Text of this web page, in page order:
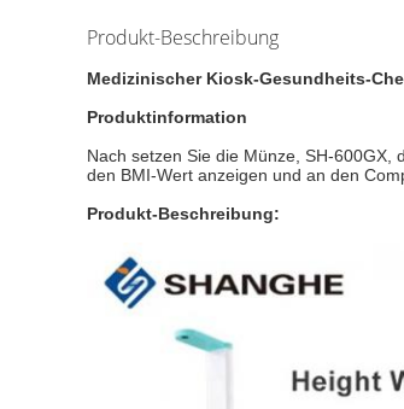
Produkt-Beschreibung
Medizinischer Kiosk-Gesundheits-
Produktinformation
Nach setzen Sie die Münze, SH-
den BMI-Wert anzeigen und an den
Produkt-Beschreibung: